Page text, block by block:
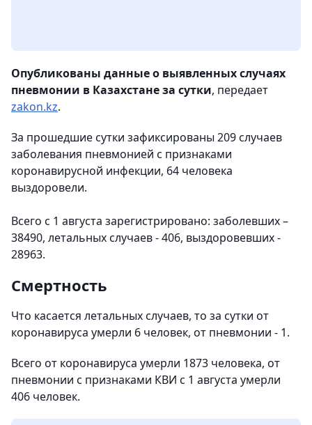
Опубликованы данные о выявленных случаях
пневмонии в Казахстане за сутки, передает
zakon.kz.
За прошедшие сутки зафиксированы 209 случаев
заболевания пневмонией с признаками
коронавирусной инфекции, 64 человека
выздоровели.
Всего с 1 августа зарегистрировано: заболевших –
38490, летальных случаев - 406, выздоровевших -
28963.
Смертность
Что касается летальных случаев, то за сутки от
коронавируса умерли 6 человек, от пневмонии - 1.
Всего от коронавируса умерли 1873 человека, от
пневмонии с признаками КВИ с 1 августа умерли
406 человек.